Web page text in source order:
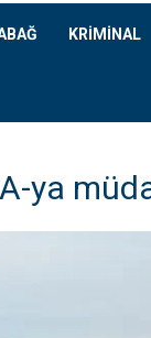
KRİMİNAL
ya